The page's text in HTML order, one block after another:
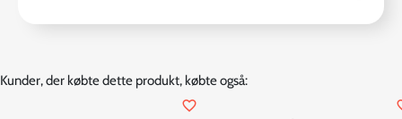
Kunder, der købte dette produkt, købte også:
favorite_border